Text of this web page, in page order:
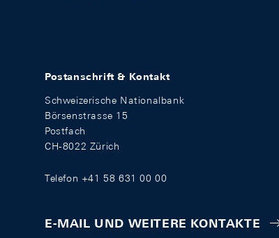
Postanschrift & Kontakt
Schweizerische Nationalbank
Börsenstrasse 15
Postfach
CH-8022 Zürich
Telefon +41 58 631 00 00
E-MAIL UND WEITERE KONTAKTE